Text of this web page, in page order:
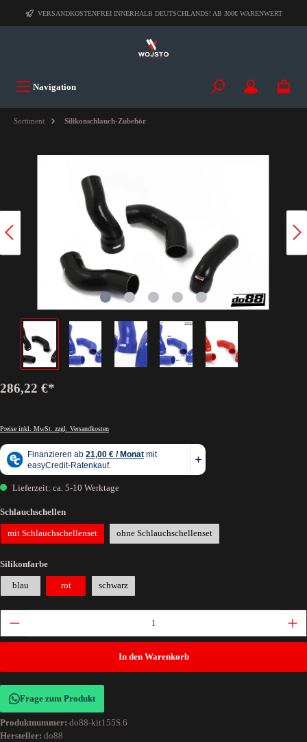
VERSANDKOSTENFREI INNERHALB DEUTSCHLANDS! AB 300€ WARENWERT
Navigation
Sortiment Silikonschlauch-Zubehör
286,22 €*
Preise inkl. MwSt. zzgl. Versandkosten
Lieferzeit: ca. 5-10 Werktage
Schlauchschellen
mit Schlauchschellenset ohne Schlauchschellenset
Silikonfarbe
blau rot schwarz
In den Warenkorb
Frage zum Produkt
Produktnummer: do88-kit155S.6
Hersteller: do88